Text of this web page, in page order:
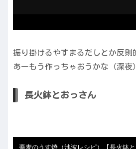
振り掛けるやすまるだしとか反則
あーもう作っちゃおうかな（深夜）
長火鉢とおっさん